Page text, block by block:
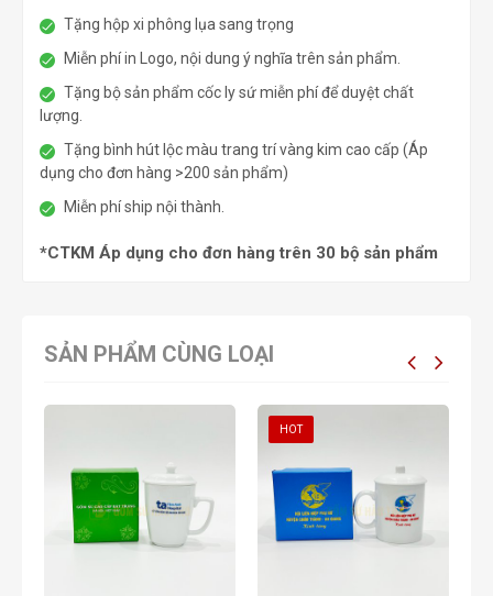
Tặng hộp xi phông lụa sang trọng
Miễn phí in Logo, nội dung ý nghĩa trên sản phẩm.
Tặng bộ sản phẩm cốc ly sứ miễn phí để duyệt chất
lượng.
Tặng bình hút lộc màu trang trí vàng kim cao cấp (Áp
dụng cho đơn hàng >200 sản phẩm)
Miễn phí ship nội thành.
*CTKM Áp dụng cho đơn hàng trên 30 bộ sản phẩm
SẢN PHẨM CÙNG LOẠI
HOT